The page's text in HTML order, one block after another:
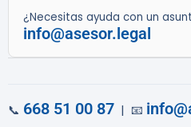
¿Necesitas ayuda con un
info@asesor.legal
📞 668 51 00 87 | 📧